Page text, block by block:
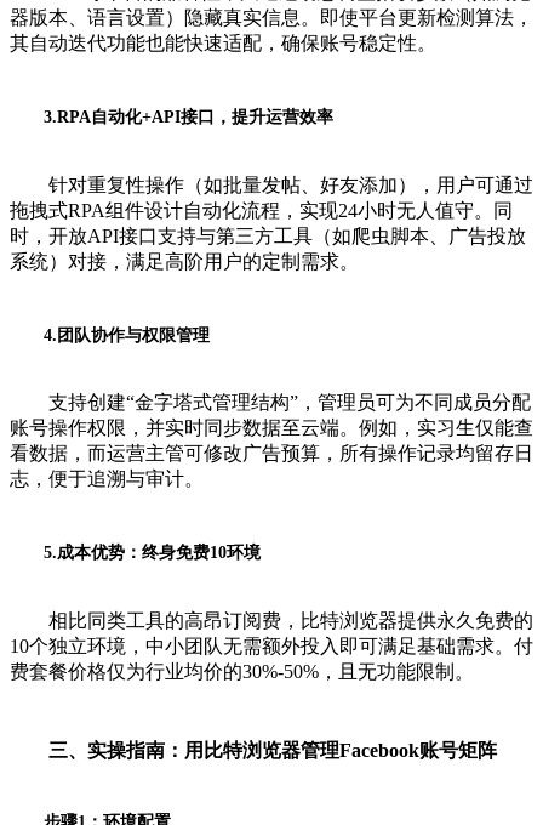
器版本、语言设置）隐藏真实信息。即使平台更新检测算法，
其自动迭代功能也能快速适配，确保账号稳定性。
3.RPA自动化+API接口，提升运营效率
针对重复性操作（如批量发帖、好友添加），用户可通过
拖拽式RPA组件设计自动化流程，实现24小时无人值守。同
时，开放API接口支持与第三方工具（如爬虫脚本、广告投放
系统）对接，满足高阶用户的定制需求。
4.团队协作与权限管理
支持创建“金字塔式管理结构”，管理员可为不同成员分配
账号操作权限，并实时同步数据至云端。例如，实习生仅能查
看数据，而运营主管可修改广告预算，所有操作记录均留存日
志，便于追溯与审计。
5.成本优势：终身免费10环境
相比同类工具的高昂订阅费，比特浏览器提供永久免费的
10个独立环境，中小团队无需额外投入即可满足基础需求。付
费套餐价格仅为行业均价的30%-50%，且无功能限制。
三、实操指南：用比特浏览器管理Facebook账号矩阵